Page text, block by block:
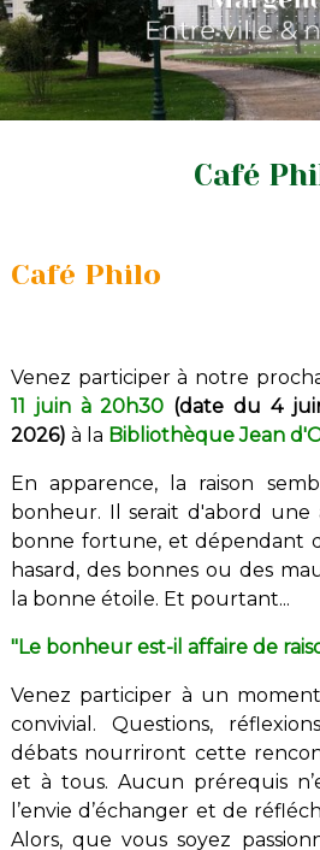
Café
Café Philo
Venez participer à notre
11 juin à 20h30 (date du 4
2026) à la Bibliothèque Jean
En apparence, la raison
bonheur. Il serait d'abord une
bonne fortune, et dépendant
hasard, des bonnes ou des
la bonne étoile. Et pourtant...
"Le bonheur est-il affaire de
Venez participer à un
convivial. Questions,
débats nourriront cette
et à tous. Aucun prérequis
l’envie d’échanger et de
Alors, que vous soyez